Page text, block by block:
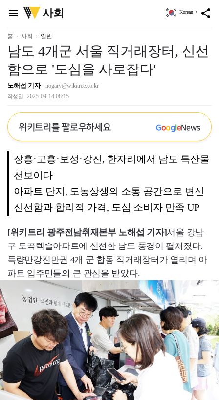
menu
위
키
리
사회 share
Korean ▼
홈 사회 일반
남도 4개군 서울 직거래장터, 신선
함으로 '도심을 사로잡다'
노해섭 기자 nogary@wikitree.co.kr
작성일 2025-09-14 08:15
위키트리를 팔로우하세요 GoogleNews
장흥·고흥·보성·강진, 한자리에서 남도 특산물
선보이다
아파트 단지, 도농상생의 소통 공간으로 변신
신선함과 합리적 가격, 도심 소비자 만족 UP
[위키트리 광주전남취재본부 노해섭 기자]서울 강남
구 도곡렉슬아파트에 신선한 남도 풍경이 펼쳐졌다.
득량만강진만권 4개 군 합동 직거래장터가 열리며 아
파트 입주민들의 큰 관심을 받았다.